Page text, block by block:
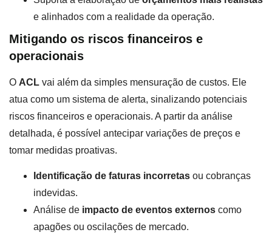
e alinhados com a realidade da operação.
Mitigando os riscos financeiros e
operacionais
O ACL vai além da simples mensuração de custos. Ele
atua como um sistema de alerta, sinalizando potenciais
riscos financeiros e operacionais. A partir da análise
detalhada, é possível antecipar variações de preços e
tomar medidas proativas.
Identificação de faturas incorretas ou cobranças
indevidas.
Análise de impacto de eventos externos como
apagões ou oscilações de mercado.